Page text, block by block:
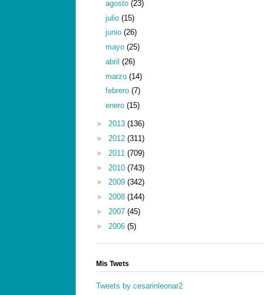
agosto (23)
julio (15)
junio (26)
mayo (25)
abril (26)
marzo (14)
febrero (7)
enero (15)
► 2013 (136)
► 2012 (311)
► 2011 (709)
► 2010 (743)
► 2009 (342)
► 2008 (144)
► 2007 (45)
► 2006 (5)
Mis Twets
Tweets by cesarinleonar2